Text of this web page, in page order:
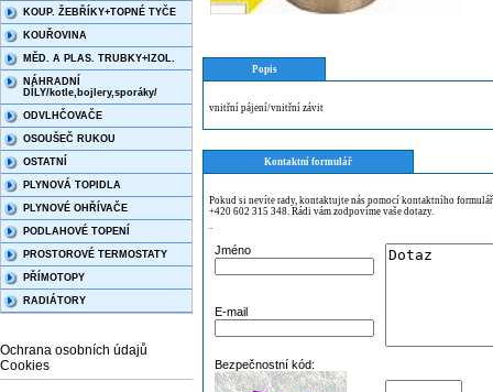
KOUP. ŽEBŘÍKY+TOPNÉ TYČE
KOUŘOVINA
MĚD. A PLAS. TRUBKY+IZOL.
NÁHRADNÍ
DÍLY/kotle,bojlery,sporáky/
ODVLHČOVAČE
OSOUŠEČ RUKOU
OSTATNÍ
PLYNOVÁ TOPIDLA
PLYNOVÉ OHŘÍVAČE
PODLAHOVÉ TOPENÍ
PROSTOROVÉ TERMOSTATY
PŘÍMOTOPY
RADIÁTORY
Ochrana osobních údajů
Cookies
Popis
vnitřní pájení/vnitřní závit
Kontaktní formulář
Pokud si nevíte rady, kontaktujte nás pomocí kontaktního
+420 602 315 348. Rádi vám zodpovíme vaše dotazy.
¨
Jméno
E-mail
Bezpečnostní kód: